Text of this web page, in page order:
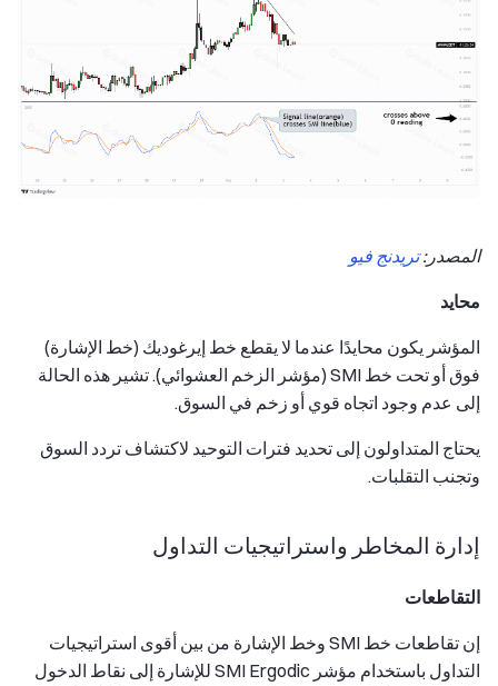
المصدر:تريدنج فيو
محايد
المؤشر يكون محايدًا عندما لا يقطع خط إيرغوديك (خط الإشارة)
فوق أو تحت خط SMI (مؤشر الزخم العشوائي). تشير هذه الحالة
إلى عدم وجود اتجاه قوي أو زخم في السوق.
يحتاج المتداولون إلى تحديد فترات التوحيد لاكتشاف تردد السوق
وتجنب التقلبات.
إدارة المخاطر واستراتيجيات التداول
التقاطعات
إن تقاطعات خط SMI وخط الإشارة من بين أقوى استراتيجيات
التداول باستخدام مؤشر SMI Ergodic للإشارة إلى نقاط الدخول